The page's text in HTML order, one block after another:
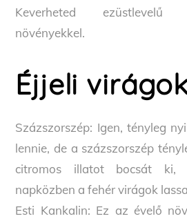
Keverheted
növényekkel.
Éjjeli
Százszorszép: Igen, tényleg
lennie, de a százszorszép
citromos illatot bocsát ki,
napközben a fehér virágok
Esti Kankalin: Ez az évelő